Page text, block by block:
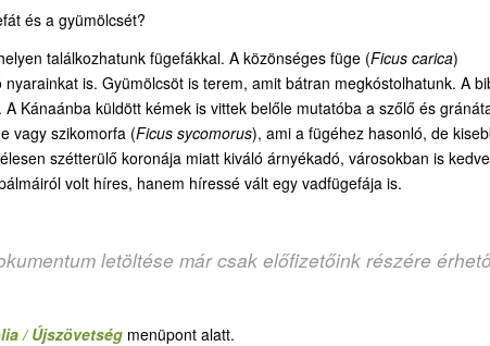
és a gyümölcsét?
találkozhatunk fügefákkal. A közönséges füge (Ficus carica)
is. Gyümölcsöt is terem, amit bátran megkóstolhatunk. A
Kánaánba küldött kémek is vittek belőle mutatóba a szőlő és
vagy szikomorfa (Ficus sycomorus), ami a fügéhez hasonló, de
szétterülő koronája miatt kiváló árnyékadó, városokban is
volt híres, hanem híressé vált egy vadfügefája is.
letöltése már csak előfizetőink részére
/ Újszövetség menüpont alatt.